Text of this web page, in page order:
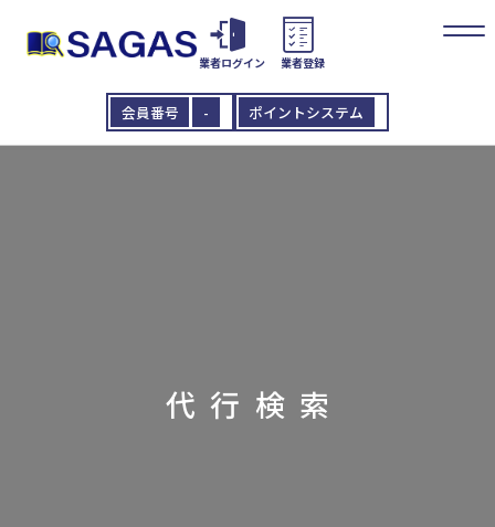
会員番号 - ポイントシステム
業者ログイン 業者登録
代行検索